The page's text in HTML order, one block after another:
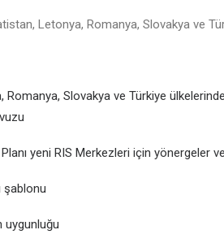
Letonya, Romanya, Slovakya ve
Romanya, Slovakya ve Türkiye
yeni RIS Merkezleri için yönergeler
şablonu
uygunluğu